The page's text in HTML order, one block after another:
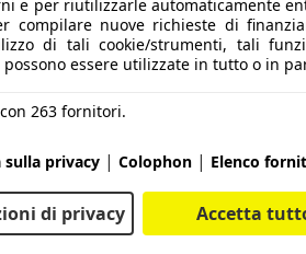
e per riutilizzarle automaticamente
compilare nuove richieste di
di tali cookie/strumenti, tali
possono essere utilizzate in tutto o in
263 fornitori.
privacy | Colophon | Elenco
di privacy Accetta